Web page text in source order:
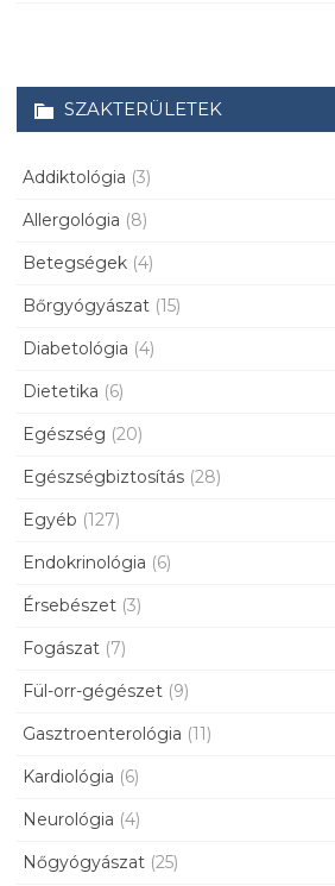
SZAKTERÜLETEK
Addiktológia (3)
Allergológia (8)
Betegségek (4)
Bőrgyógyászat (15)
Diabetológia (4)
Dietetika (6)
Egészség (20)
Egészségbiztosítás (28)
Egyéb (127)
Endokrinológia (6)
Érsebészet (3)
Fogászat (7)
Fül-orr-gégészet (9)
Gasztroenterológia (11)
Kardiológia (6)
Neurológia (4)
Nőgyógyászat (25)